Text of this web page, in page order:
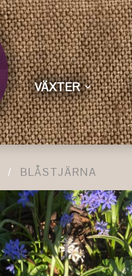
VÄXTER
BLÅSTJÄRNA